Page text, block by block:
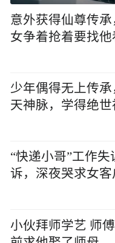
意外获得仙尊传
女争着抢着要找他
少年偶得无上传
天神脉，学得绝世
“快递小哥”工作失
诉，深夜哭求女客
小伙拜师学艺 师